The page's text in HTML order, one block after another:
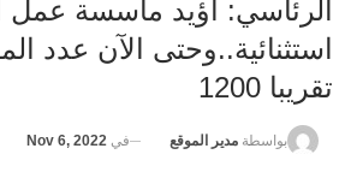
الرئاسي: أؤيد مأسسة عمل
استثنائية..وحتى الآن عدد
تقريبا 1200
بواسطة مدير الموقع في Nov 6, 2022